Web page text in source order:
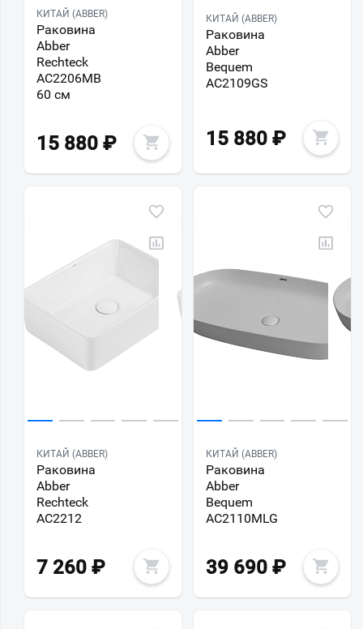
КИТАЙ (ABBER)
Раковина
Abber
Rechteck
AC2206MB
60 см
15 880 ₽
КИТАЙ (ABBER)
Раковина
Abber
Bequem
AC2109GS
15 880 ₽
КИТАЙ (ABBER)
Раковина
Abber
Rechteck
AC2212
7 260 ₽
КИТАЙ (ABBER)
Раковина
Abber
Bequem
AC2110MLG
39 690 ₽